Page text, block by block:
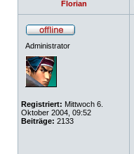
Florian
Administrator
Registriert: Mittwoch 6.
Oktober 2004, 09:52
Beiträge: 2133